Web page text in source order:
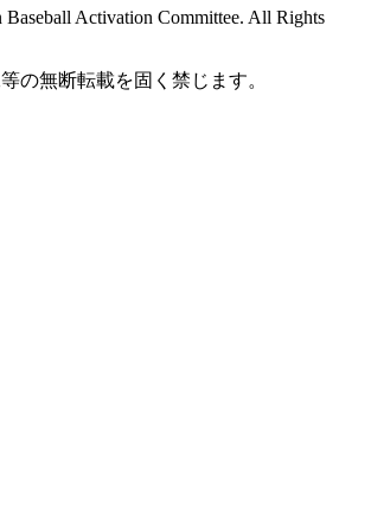
Baseball Activation Committee. All Rights
の無断転載を固く禁じます。